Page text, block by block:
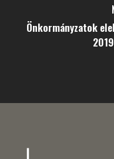
Önkormányzatok